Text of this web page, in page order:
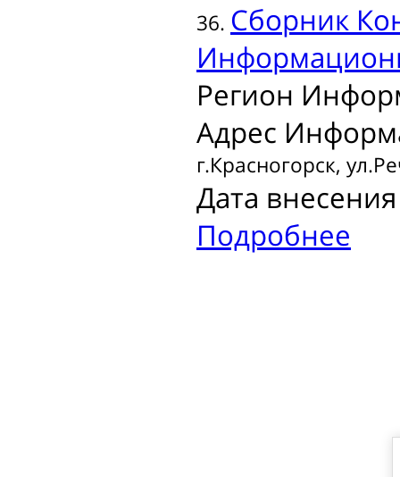
36. Сборник
Регион
Адрес
г.Красногорск,
Дата
Подробнее